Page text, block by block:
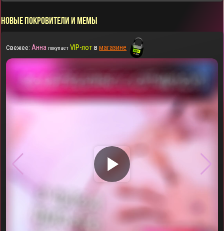
НОВЫЕ ПОКРОВИТЕЛИ И МЕМЫ
Свежее: Анна покупает VIP-лотвмагазине
▶